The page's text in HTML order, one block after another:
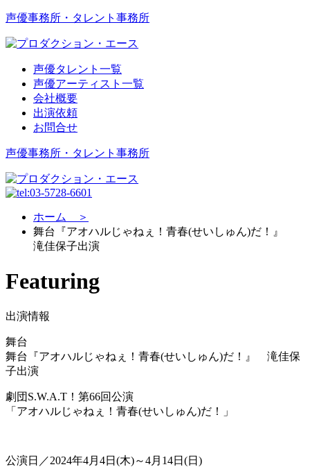
声優事務所・タレント事務所
声優タレント一覧
声優アーティスト一覧
会社概要
出演依頼
お問合せ
声優事務所・タレント事務所
ホーム ＞
舞台『アオハルじゃねぇ！青春(せいしゅん)だ！』
滝佳保子出演
Featuring
出演情報
舞台
舞台『アオハルじゃねぇ！青春(せいしゅん)だ！』 滝佳保
子出演
劇団S.W.A.T！第66回公演
「アオハルじゃねぇ！青春(せいしゅん)だ！」
公演日／2024年4月4日(木)～4月14日(日)